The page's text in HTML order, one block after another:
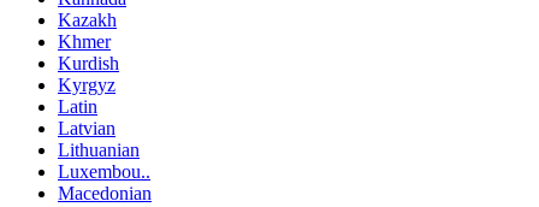
Kazakh
Khmer
Kurdish
Kyrgyz
Latin
Latvian
Lithuanian
Luxembou..
Macedonian